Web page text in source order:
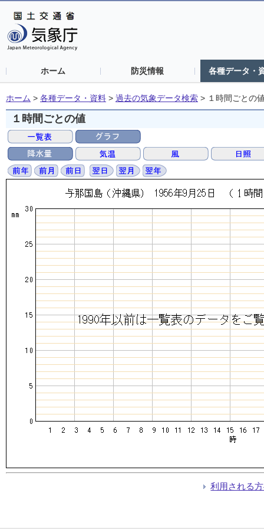
ホーム 防災情報 各種データ・
ホーム > 各種データ・資料 > 過去の気象データ検索 > １時間ごとの
１時間ごとの値
利用される